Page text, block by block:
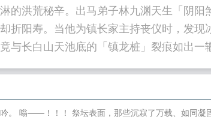
的洪荒秘辛。出马弟子林九渊天生「阴阳
折阳寿。当他为镇长家主持丧仪时，发现
与长白山天池底的「镇龙桩」裂痕如出一
的青铜尸解棺、渤海国地宫万人殉葬坑、
指向残卷——那是盘古开天时遗落的混沌
。 嗡——！！！ 祭坛表面，那些沉寂了万载、如同凝